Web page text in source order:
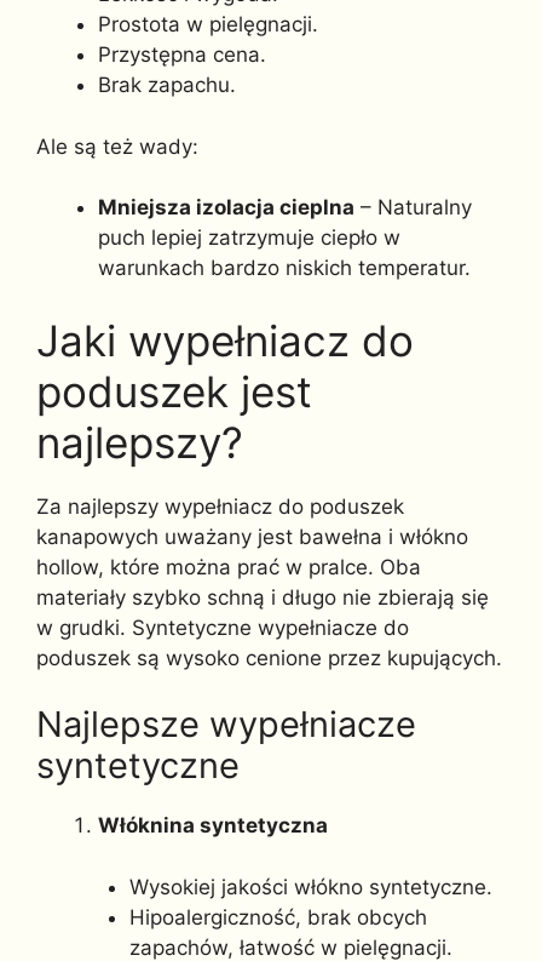
Prostota w pielęgnacji.
Przystępna cena.
Brak zapachu.
Ale są też wady:
Mniejsza izolacja cieplna – Naturalny
puch lepiej zatrzymuje ciepło w
warunkach bardzo niskich temperatur.
Jaki wypełniacz do
poduszek jest
najlepszy?
Za najlepszy wypełniacz do poduszek
kanapowych uważany jest bawełna i włókno
hollow, które można prać w pralce. Oba
materiały szybko schną i długo nie zbierają się
w grudki. Syntetyczne wypełniacze do
poduszek są wysoko cenione przez kupujących.
Najlepsze wypełniacze
syntetyczne
Włóknina syntetyczna
Wysokiej jakości włókno syntetyczne.
Hipoalergiczność, brak obcych
zapachów, łatwość w pielęgnacji.